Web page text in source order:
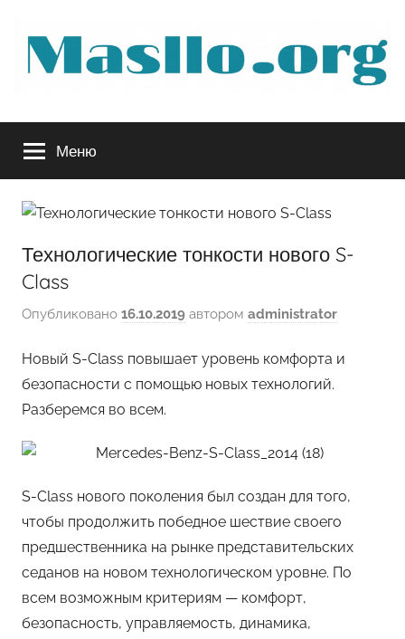
содержимому
Руководство
по
обслуживанию
вашего
авто
Меню
Технологические тонкости нового S-
Class
Опубликовано 16.10.2019 автором administrator
Новый S-Class повышает уровень комфорта и
безопасности с помощью новых технологий.
Разберемся во всем.
S-Class нового поколения был создан для того,
чтобы продолжить победное шествие своего
предшественника на рынке представительских
седанов на новом технологическом уровне. По
всем возможным критериям — комфорт,
безопасность, управляемость, динамика,